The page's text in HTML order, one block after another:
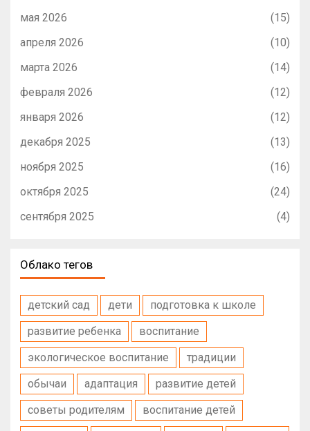
мая 2026
(15)
апреля 2026
(10)
марта 2026
(14)
февраля 2026
(12)
января 2026
(12)
декабря 2025
(13)
ноября 2025
(16)
октября 2025
(24)
сентября 2025
(4)
Облако тегов
детский сад дети
подготовка к школе
развитие ребенка
воспитание
экологическое воспитание
традиции
обычаи
адаптация
развитие детей
советы родителям
воспитание детей